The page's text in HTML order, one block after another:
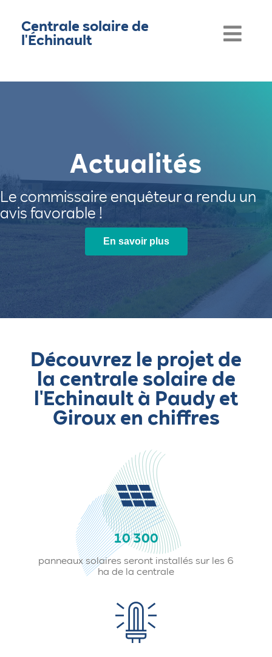
Centrale solaire de
l'Échinault
Actualités
Le commissaire enquêteur a rendu un
avis favorable !
En savoir plus
Découvrez le projet de
la centrale solaire de
l'Echinault à Paudy et
Giroux en chiffres
10 300
panneaux solaires seront installés sur les 6
ha de la centrale